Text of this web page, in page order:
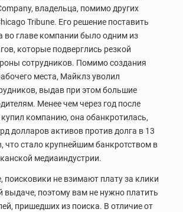
владельца, помимо других
Tribune. Его решение поставить
во главе компании было одним из
которые подверглись резкой
сотрудников. Помимо создания
места, Майклз уволил
выдав при этом большие
Менее чем через год после
компанию, она обанкротилась,
долларов активов против долга в 13
что стало крупнейшим банкротством в
медиаиндустрии.
поисковики не взимают плату за клики
выдаче, поэтому вам не нужно платить
пришедших из поиска. В отличие от